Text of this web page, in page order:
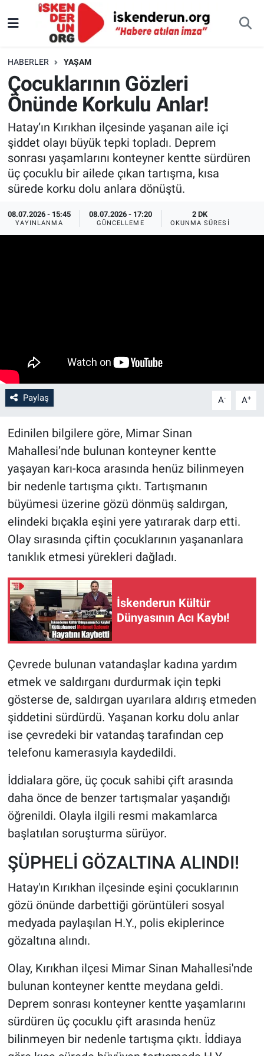
HABERLER YAŞAM
Çocuklarının Gözleri
Önünde Korkulu Anlar!
Hatay’ın Kırıkhan ilçesinde yaşanan aile içi
şiddet olayı büyük tepki topladı. Deprem
sonrası yaşamlarını konteyner kentte sürdüren
üç çocuklu bir ailede çıkan tartışma, kısa
sürede korku dolu anlara dönüştü.
08.07.2026 - 15:45
YAYINLANMA
08.07.2026 - 17:20
GÜNCELLEME
2 DK
OKUNMA SÜRESI
Paylaş A- A+
Edinilen bilgilere göre, Mimar Sinan
Mahallesi’nde bulunan konteyner kentte
yaşayan karı-koca arasında henüz bilinmeyen
bir nedenle tartışma çıktı. Tartışmanın
büyümesi üzerine gözü dönmüş saldırgan,
elindeki bıçakla eşini yere yatırarak darp etti.
Olay sırasında çiftin çocuklarının yaşananlara
tanıklık etmesi yürekleri dağladı.
İskenderun Kültür
Dünyasının Acı Kaybı!
Çevrede bulunan vatandaşlar kadına yardım
etmek ve saldırganı durdurmak için tepki
gösterse de, saldırgan uyarılara aldırış etmeden
şiddetini sürdürdü. Yaşanan korku dolu anlar
ise çevredeki bir vatandaş tarafından cep
telefonu kamerasıyla kaydedildi.
İddialara göre, üç çocuk sahibi çift arasında
daha önce de benzer tartışmalar yaşandığı
öğrenildi. Olayla ilgili resmi makamlarca
başlatılan soruşturma sürüyor.
ŞÜPHELİ GÖZALTINA ALINDI!
Hatay'ın Kırıkhan ilçesinde eşini çocuklarının
gözü önünde darbettiği görüntüleri sosyal
medyada paylaşılan H.Y., polis ekiplerince
gözaltına alındı.
Olay, Kırıkhan ilçesi Mimar Sinan Mahallesi'nde
bulunan konteyner kentte meydana geldi.
Deprem sonrası konteyner kentte yaşamlarını
sürdüren üç çocuklu çift arasında henüz
bilinmeyen bir nedenle tartışma çıktı. İddiaya